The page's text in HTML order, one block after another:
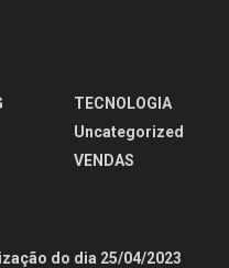
TECNOLOGIA
Uncategorized
VENDAS
do dia 25/04/2023